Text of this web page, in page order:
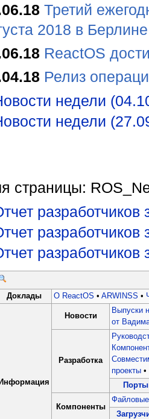
Третий
2018 в Берлине
ReactOS
Релиз
недели
недели
страницы:
разработчиков
разработчиков
Доклады О ReactOS • ARWINSS •
Информация
Новости
Выпуски
от
Разработка
проекты•
Порты
Компоненты